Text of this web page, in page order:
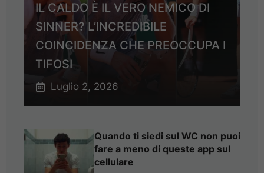
IL CALDO È IL VERO NEMICO DI
SINNER? L’INCREDIBILE
COINCIDENZA CHE PREOCCUPA I
TIFOSI
Luglio 2, 2026
Quando ti siedi sul WC non puoi
fare a meno di queste app sul
cellulare